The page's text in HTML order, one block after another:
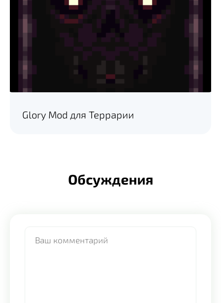
Glory Mod для Террарии
Обсуждения